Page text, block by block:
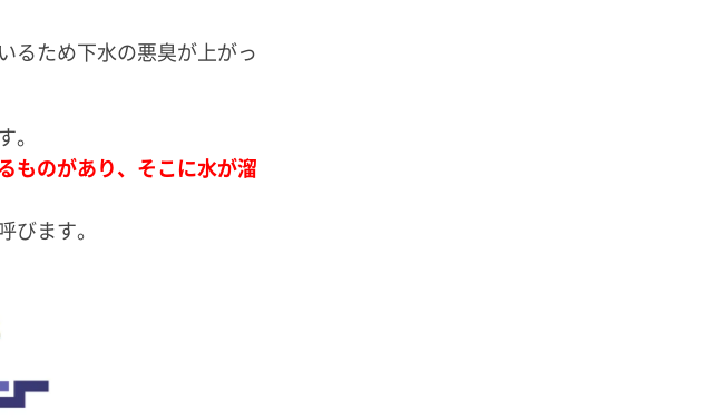
るため下水の悪臭が上がっ
ものがあり、そこに水が溜
ます。